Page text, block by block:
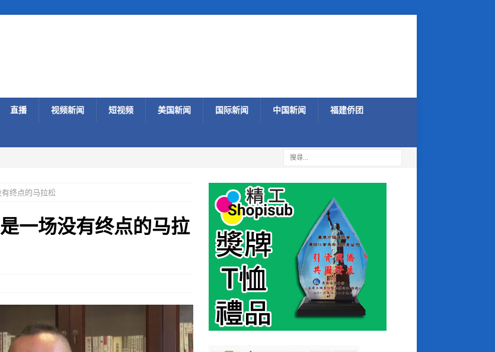
直播 视频新闻 短视频 美国新闻 国际新闻 中国新闻 福建侨团
有终点的马拉松
一场没有终点的马拉